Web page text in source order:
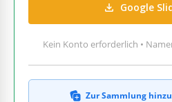
Google
Kein Konto erforderlich •
Zur Sammlung